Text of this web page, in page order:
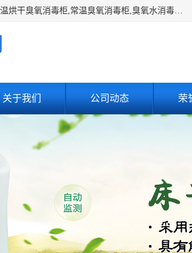
主营:医用空气消毒机，臭氧消空气毒机,循环风紫外线空气消毒机,臭氧发生器,低温烘干臭氧消毒柜,常温臭氧消毒柜,臭氧水消毒机,管道容器臭氧消毒机,内置式臭氧消毒机,外置式臭氧消毒机,床单位臭氧消毒器。医用工作服灭菌柜，医用拖鞋消毒柜,麻醉机内管路消毒机，呼吸机回路消毒机
关于我们 公司动态 荣